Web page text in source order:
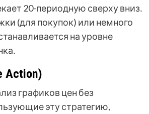
20-периодную сверху вниз․
(для покупок) или немного
на уровне
Action)
графиков цен без
эту стратегию,